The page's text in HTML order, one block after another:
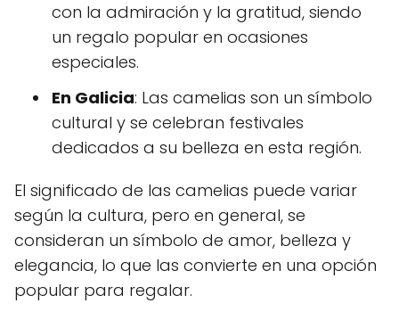
con la admiración y la gratitud, siendo
un regalo popular en ocasiones
especiales.
En Galicia: Las camelias son un símbolo
cultural y se celebran festivales
dedicados a su belleza en esta región.
El significado de las camelias puede variar
según la cultura, pero en general, se
consideran un símbolo de amor, belleza y
elegancia, lo que las convierte en una opción
popular para regalar.